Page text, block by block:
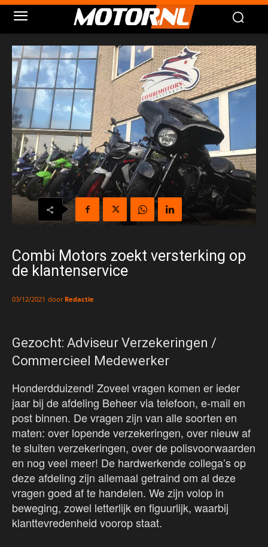
Combi Motors zoekt versterking op
de klantenservice
03/12/2021 door Redactie
Gezocht: Adviseur Verzekeringen /
Commercieel Medewerker
Honderdduizend! Zoveel vragen komen er ieder
jaar bij de afdeling Beheer via telefoon, e-mail en
post binnen. De vragen zijn van alle soorten en
maten: over lopende verzekeringen, over nieuw af
te sluiten verzekeringen, over de polisvoorwaarden
en nog veel meer! De hardwerkende collega’s op
deze afdeling zijn allemaal getraind om al deze
vragen goed af te handelen. We zijn volop in
beweging, zowel letterlijk en figuurlijk, waarbij
klanttevredenheid voorop staat.